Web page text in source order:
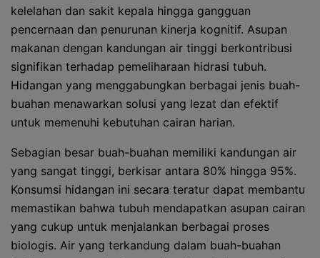
kelelahan dan sakit kepala hingga gangguan
pencernaan dan penurunan kinerja kognitif. Asupan
makanan dengan kandungan air tinggi berkontribusi
signifikan terhadap pemeliharaan hidrasi tubuh.
Hidangan yang menggabungkan berbagai jenis buah-
buahan menawarkan solusi yang lezat dan efektif
untuk memenuhi kebutuhan cairan harian.
Sebagian besar buah-buahan memiliki kandungan air
yang sangat tinggi, berkisar antara 80% hingga 95%.
Konsumsi hidangan ini secara teratur dapat membantu
memastikan bahwa tubuh mendapatkan asupan cairan
yang cukup untuk menjalankan berbagai proses
biologis. Air yang terkandung dalam buah-buahan